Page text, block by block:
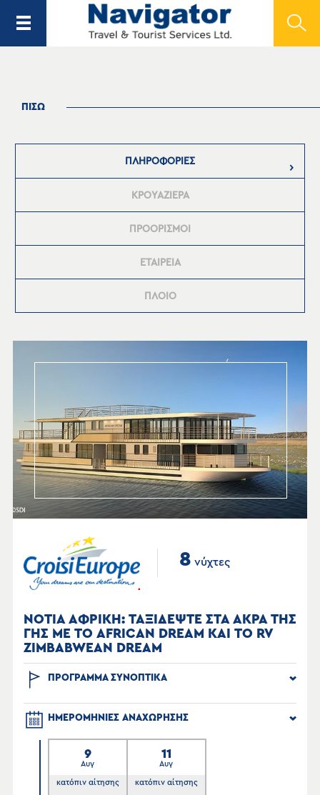
ΠΙΣΩ
ΠΛΗΡΟΦΟΡΙΕΣ
ΚΡΟΥΑΖΙΕΡΑ
ΠΡΟΟΡΙΣΜΟΙ
ΕΤΑΙΡΕΙΑ
ΠΛΟΙΟ
8 νύχτες
ΝΟΤΙΑ ΑΦΡΙΚΗ: ΤΑΞΙΔΕΨΤΕ ΣΤΑ ΑΚΡΑ ΤΗΣ
ΓΗΣ ΜΕ ΤΟ AFRICAN DREAM ΚΑΙ ΤΟ RV
ZIMBABWEAN DREAM
ΠΡΟΓΡΑΜΜΑ ΣΥΝΟΠΤΙΚΑ
ΗΜΕΡΟΜΗΝΙΕΣ ΑΝΑΧΩΡΗΣΗΣ
9
Αυγ
κατόπιν αίτησης
11
Αυγ
κατόπιν αίτησης